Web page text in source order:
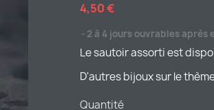
4,50 €
2 à 4 jours ouvrables après
Le sautoir assorti est
D'autres bijoux sur le
Quantité